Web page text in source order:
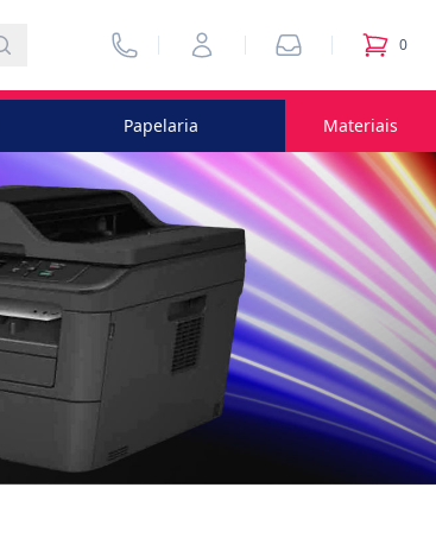
VendedoresMinha ContaPedidos 0
itens
Papelaria Materiais